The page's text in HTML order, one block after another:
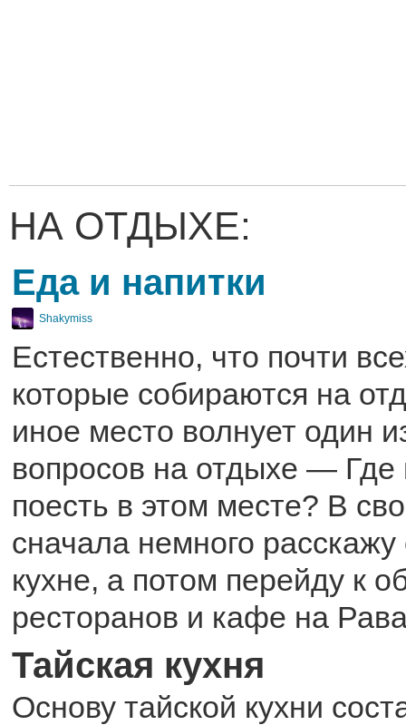
НА ОТДЫХЕ:
Еда и напитки
Shakymiss
Естественно, что почти
которые собираются на
иное место волнует один
вопросов на отдыхе —
поесть в этом месте? В
сначала немного расскажу
кухне, а потом перейду к
ресторанов и кафе на
Тайская кухня
Основу тайской кухни